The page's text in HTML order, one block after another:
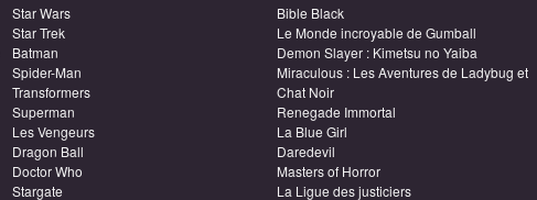
Star Wars
Star Trek
Batman
Spider-Man
Transformers
Superman
Les Vengeurs
Dragon Ball
Doctor Who
Stargate
Bible Black
Le Monde incroyable de Gumball
Demon Slayer : Kimetsu no Yaiba
Miraculous : Les Aventures de Ladybug et
Chat Noir
Renegade Immortal
La Blue Girl
Daredevil
Masters of Horror
La Ligue des justiciers